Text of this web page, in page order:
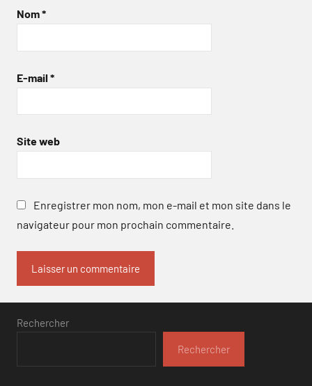
Nom*
E-mail *
Site web
Enregistrer mon nom, mon e-mail et mon site dans le
navigateur pour mon prochain commentaire.
Rechercher
Rechercher